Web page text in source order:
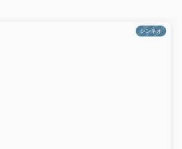
シンネオ